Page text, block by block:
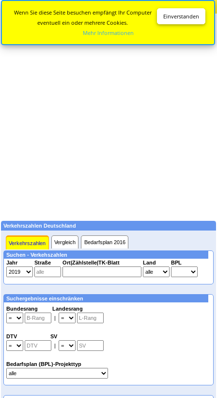
Verkehrszahlen Deutschland
Verkehrszahlen Vergleich Bedarfsplan 2016
Suchen - Verkehszahlen
Jahr
Straße Ort|Zählstelle|TK-Blatt Land BPL
Suchergebnisse einschränken
Bundesrang Landesrang
|
DTV SV
|
Bedarfsplan (BPL)-Projekttyp
Einverstanden
Wenn Sie diese Seite besuchen empfängt Ihr Computer
eventuell ein oder mehrere Cookies.
Mehr Informationen